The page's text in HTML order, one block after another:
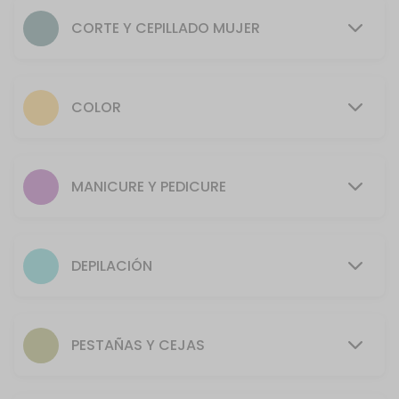
50 min · COP2.0
Depilaci&oacute;n rostro
Manicure + Pedicure
Barba
40 min · COP32000.0
Estimado cliente, por normatividad de Bioseguridad, a todo
80 min · COP3.0
CORTE Y CEPILLADO MUJER
COLOR
MANICURE Y PEDICURE
DEPILACIÓN
PESTAÑAS Y CEJAS